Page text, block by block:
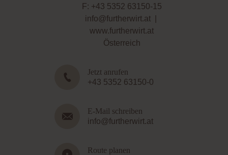
F: +43 5352 63150-15
info@furtherwirt.at
www.furtherwirt.at
Österreich
Jetzt anrufen
+43 5352 63150-0
E-Mail schreiben
info@furtherwirt.at
Route planen